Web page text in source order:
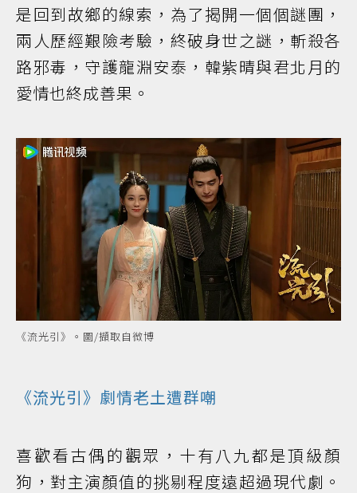
是回到故鄉的線索，為了揭開一個個謎團，
兩人歷經艱險考驗，終破身世之謎，斬殺各
路邪毒，守護龍淵安泰，韓紫晴與君北月的
愛情也終成善果。
《流光引》。圖/擷取自微博
《流光引》劇情老土遭群嘲
喜歡看古偶的觀眾，十有八九都是頂級顏
狗，對主演顏值的挑剔程度遠超過現代劇。